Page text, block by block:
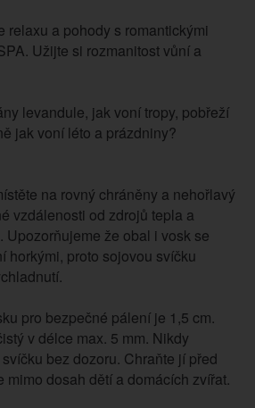
relaxu a pohody s romantickými
Užijte si rozmanitost vůní a
levandule, jak voní tropy, pobřeží
jak voní léto a prázdniny?
na rovný chráněny a nehořlavý
vzdálenosti od zdrojů tepla a
Upozorňujeme že obal i vosk se
horkými, proto sojovou svíčku
pro bezpečné pálení je 1,5 cm.
v délce max. 5 mm. Nikdy
bez dozoru. Chraňte jí před
mimo dosah dětí a domácích zvířat.